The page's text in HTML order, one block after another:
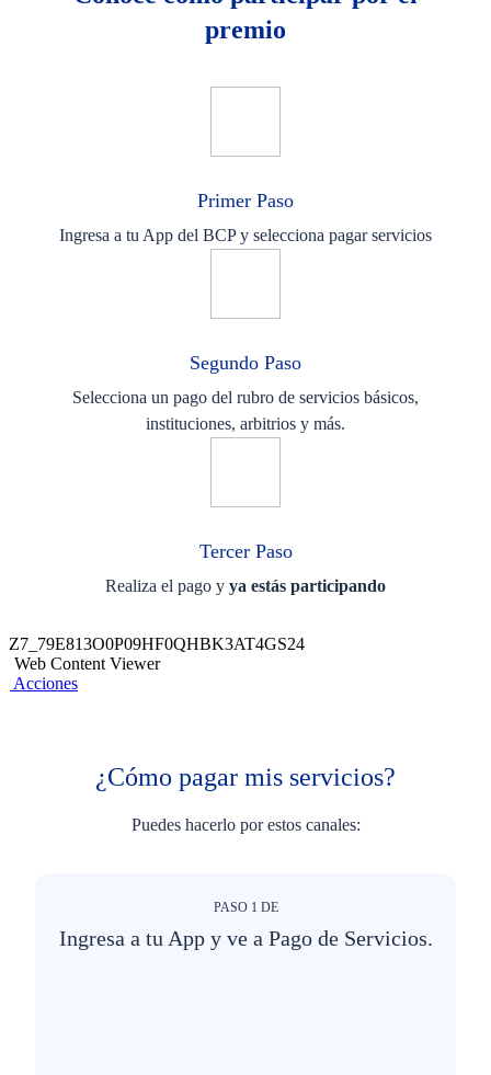
premio
Primer Paso
Ingresa a tu App del BCP y selecciona pagar servicios
Segundo Paso
Selecciona un pago del rubro de servicios básicos,
instituciones, arbitrios y más.
Tercer Paso
Realiza el pago y ya estás participando
Z7_79E813O0P09HF0QHBK3AT4GS24
Web Content Viewer
Acciones
¿Cómo pagar mis servicios?
Puedes hacerlo por estos canales:
PASO 1 DE
Ingresa a tu App y ve a Pago de Servicios.